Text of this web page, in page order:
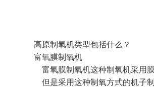
高原制氧机类型包括什么？
富氧膜制氧机
富氧膜制氧机这种制氧机采用
但是采用这种制氧方式的机子